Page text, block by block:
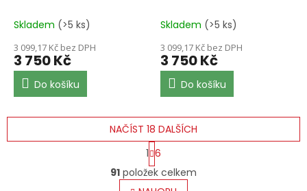
Skladem (>5 ks)
3 099,17 Kč bez DPH
3 750 Kč
Do košíku
Skladem (>5 ks)
3 099,17 Kč bez DPH
3 750 Kč
Do košíku
O
v
NAČÍST 18 DALŠÍCH
S
t
r
á
1 6
91 položek celkem